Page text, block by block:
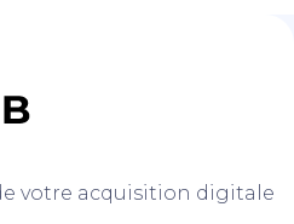
votre acquisition digitale